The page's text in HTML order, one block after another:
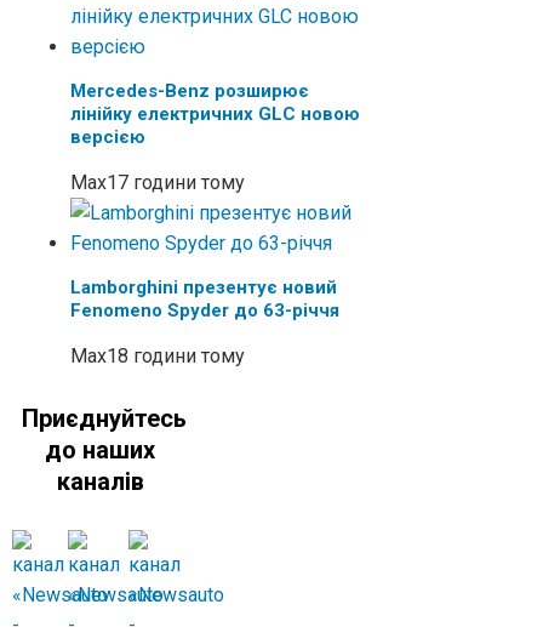
Mercedes-Benz розширює
лінійку електричних GLC новою
версією
Max17 години тому
Lamborghini презентує новий
Fenomeno Spyder до 63-річчя
Max18 години тому
Приєднуйтесь
до наших
каналів